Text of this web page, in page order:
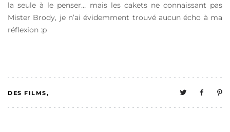
la seule à le penser… mais les cakets ne connaissant pas
Mister Brody, je n’ai évidemment trouvé aucun écho à ma
réflexion :p
DES FILMS